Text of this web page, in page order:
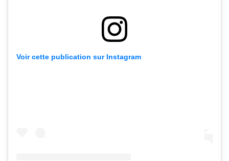
Voir cette publication sur Instagram